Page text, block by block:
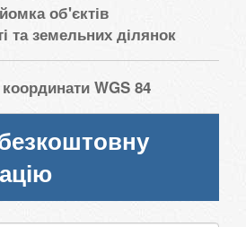
об'єктів
та земельних ділянок
WGS 84